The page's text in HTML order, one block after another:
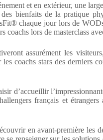
et en extérieur, une
bienfaits de la pratique
chaque jour lors de
coachs lors de masterclass
assurément les
les coachs stars des
d’accueillir
français et
en avant-première les